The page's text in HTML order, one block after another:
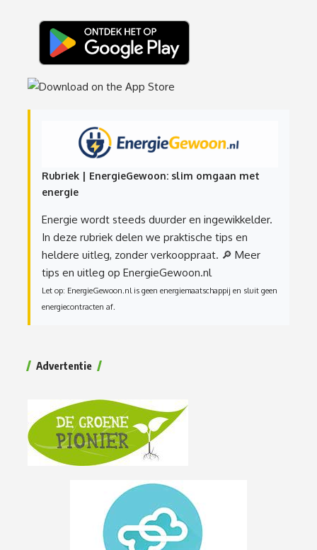
Rubriek | EnergieGewoon: slim omgaan met
energie
Energie wordt steeds duurder en ingewikkelder.
In deze rubriek delen we praktische tips en
heldere uitleg, zonder verkooppraat. 🔎 Meer
tips en uitleg op EnergieGewoon.nl
Let op: EnergieGewoon.nl is geen energiemaatschappij en sluit geen
energiecontracten af.
Advertentie